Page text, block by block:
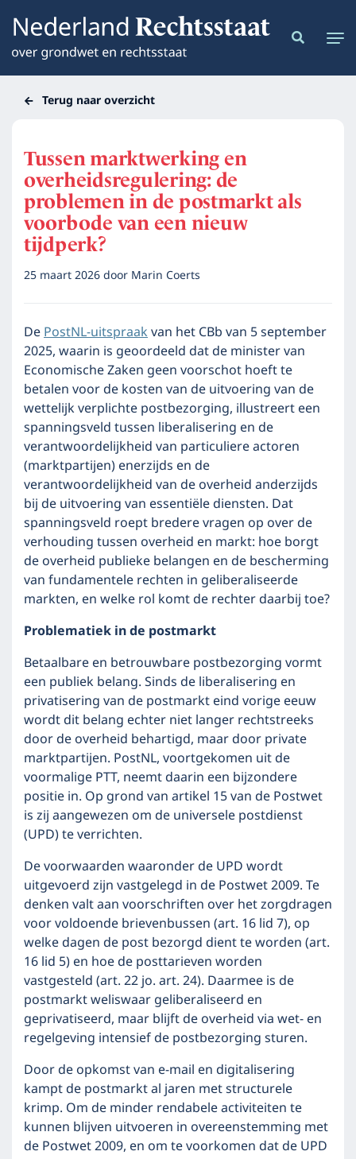
Terug naar overzicht
Tussen marktwerking en
overheidsregulering: de
problemen in de postmarkt als
voorbode van een nieuw
tijdperk?
25 maart 2026door Marin Coerts
DePostNL-uitspraakvan het CBb van 5 september
2025, waarin is geoordeeld dat de minister van
Economische Zaken geen voorschot hoeft te
betalen voor de kosten van de uitvoering van de
wettelijk verplichte postbezorging, illustreert een
spanningsveld tussen liberalisering en de
verantwoordelijkheid van particuliere actoren
(marktpartijen) enerzijds en de
verantwoordelijkheid van de overheid anderzijds
bij de uitvoering van essentiële diensten. Dat
spanningsveld roept bredere vragen op over de
verhouding tussen overheid en markt: hoe borgt
de overheid publieke belangen en de bescherming
van fundamentele rechten in geliberaliseerde
markten, en welke rol komt de rechter daarbij toe?
Problematiek in de postmarkt
Betaalbare en betrouwbare postbezorging vormt
een publiek belang. Sinds de liberalisering en
privatisering van de postmarkt eind vorige eeuw
wordt dit belang echter niet langer rechtstreeks
door de overheid behartigd, maar door private
marktpartijen. PostNL, voortgekomen uit de
voormalige PTT, neemt daarin een bijzondere
positie in. Op grond van artikel 15 van de Postwet
is zij aangewezen om de universele postdienst
(UPD) te verrichten.
De voorwaarden waaronder de UPD wordt
uitgevoerd zijn vastgelegd in de Postwet 2009. Te
denken valt aan voorschriften over het zorgdragen
voor voldoende brievenbussen (art. 16 lid 7), op
welke dagen de post bezorgd dient te worden (art.
16 lid 5) en hoe de posttarieven worden
vastgesteld (art. 22 jo. art. 24). Daarmee is de
postmarkt weliswaar geliberaliseerd en
geprivatiseerd, maar blijft de overheid via wet- en
regelgeving intensief de postbezorging sturen.
Door de opkomst van e-mail en digitalisering
kampt de postmarkt al jaren met structurele
krimp. Om de minder rendabele activiteiten te
kunnen blijven uitvoeren in overeenstemming met
de Postwet 2009, en om te voorkomen dat de UPD